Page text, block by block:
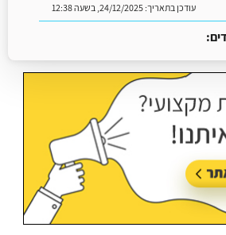
עודכן בתאריך:24/12/2025, בשעה 12:38
עודכן בתאריך:18/05/2026, בשעה 13:13